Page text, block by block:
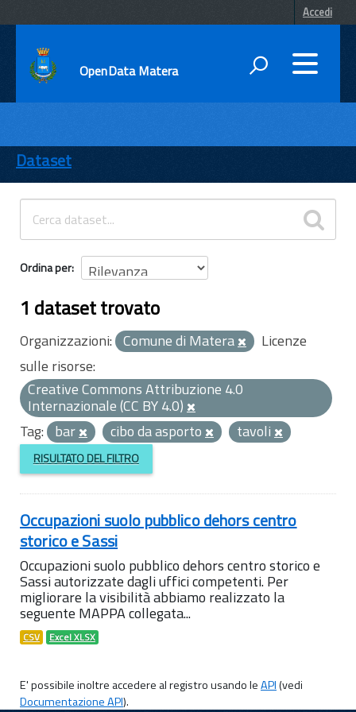
Accedi
OpenData Matera
ENTI
TEMI
INFORMAZIONI
Dataset
Ordina per
1 dataset trovato
Organizzazioni: Comune di Matera
Licenze
sulle risorse:
Creative Commons Attribuzione 4.0
Internazionale (CC BY 4.0)
Tag: bar cibo da asporto tavoli
RISULTATO DEL FILTRO
Occupazioni suolo pubblico dehors centro
storico e Sassi
Occupazioni suolo pubblico dehors centro storico e
Sassi autorizzate dagli uffici competenti. Per
migliorare la visibilità abbiamo realizzato la
seguente MAPPA collegata...
CSV Excel XLSX
E' possibile inoltre accedere al registro usando leAPI(vedi
Documentazione API).